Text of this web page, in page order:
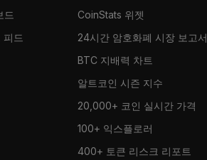
드
피드
CoinStats 위젯
24시간 암호화폐 시장 보고서
BTC 지배력 차트
알트코인 시즌 지수
20,000+ 코인 실시간 가격
100+ 익스플로러
400+ 토큰 리스크 리포트